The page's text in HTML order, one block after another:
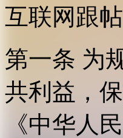
互联网跟
第一条 为
共利益，
《中华人